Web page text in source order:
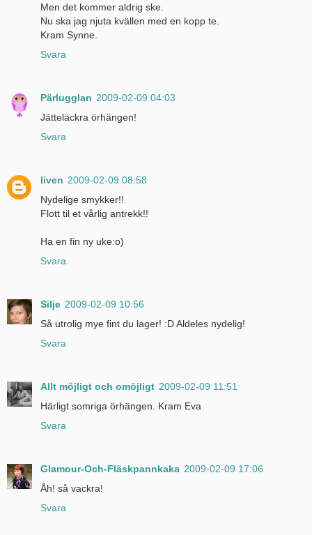
Men det kommer aldrig ske.
Nu ska jag njuta kvällen med en kopp te.
Kram Synne.
Svara
Pärlugglan 2009-02-09 04:03
Jätteläckra örhängen!
Svara
liven 2009-02-09 08:58
Nydelige smykker!!
Flott til et vårlig antrekk!!
Ha en fin ny uke:o)
Svara
Silje 2009-02-09 10:56
Så utrolig mye fint du lager! :D Aldeles nydelig!
Svara
Allt möjligt och omöjligt 2009-02-09 11:51
Härligt somriga örhängen. Kram Eva
Svara
Glamour-Och-Fläskpannkaka 2009-02-09 17:06
Åh! så vackra!
Svara